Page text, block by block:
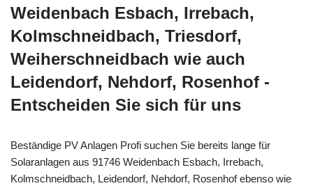
Weidenbach Esbach, Irrebach,
Kolmschneidbach, Triesdorf,
Weiherschneidbach wie auch
Leidendorf, Nehdorf, Rosenhof -
Entscheiden Sie sich für uns
Beständige PV Anlagen Profi suchen Sie bereits lange für
Solaranlagen aus 91746 Weidenbach Esbach, Irrebach,
Kolmschneidbach, Leidendorf, Nehdorf, Rosenhof ebenso wie